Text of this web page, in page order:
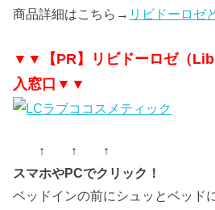
商品詳細はこちら→ リビドーロゼ
▼▼【PR】リビドーロゼ（
入窓口▼▼
↑ ↑ ↑
スマホやPCでクリック！
ベッドインの前にシュッとベッド